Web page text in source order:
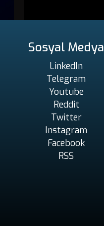
Sosyal Medya
LinkedIn
Telegram
Youtube
Reddit
Twitter
Instagram
Facebook
RSS